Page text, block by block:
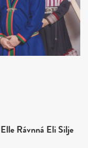
Rávnná Eli Silje